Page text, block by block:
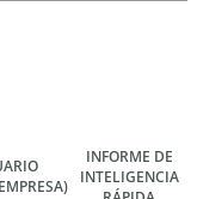
INFORME DE
INTELIGENCIA